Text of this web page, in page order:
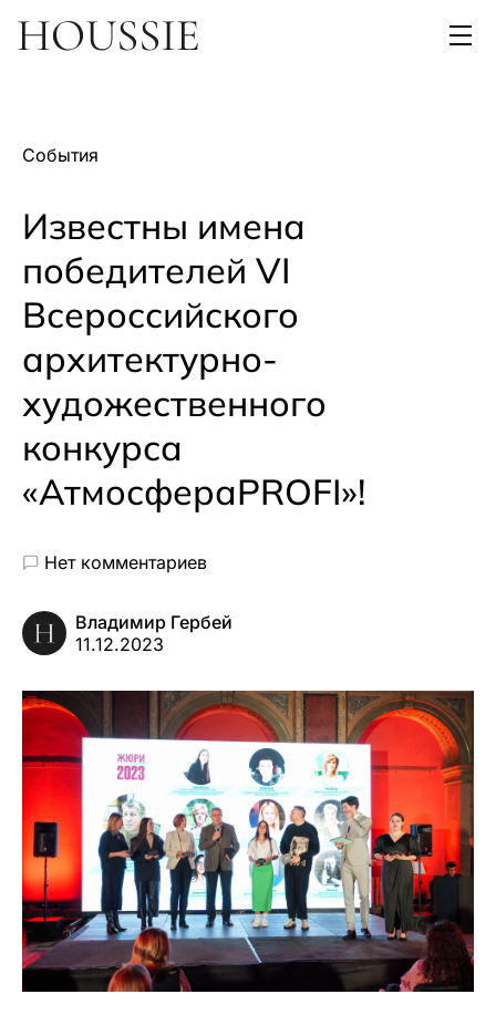
События
Известны имена
победителей VI
Всероссийского
архитектурно-
художественного
конкурса
«АтмосфераPROFI»!
Нет комментариев
Владимир Гербей
11.12.2023